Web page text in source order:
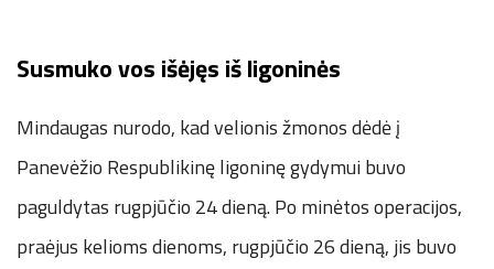
Susmuko vos išėjęs iš ligoninės
Mindaugas nurodo, kad velionis žmonos dėdė į
Panevėžio Respublikinę ligoninę gydymui buvo
paguldytas rugpjūčio 24 dieną. Po minėtos operacijos,
praėjus kelioms dienoms, rugpjūčio 26 dieną, jis buvo